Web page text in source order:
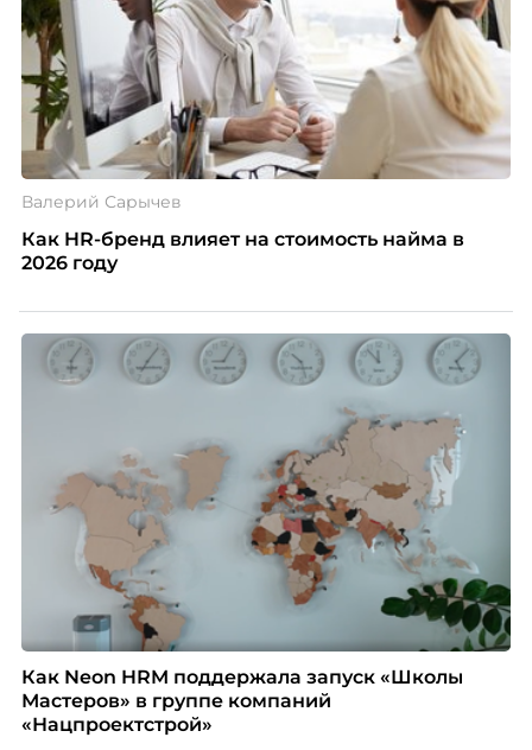
Валерий Сарычев
Как HR-бренд влияет на стоимость найма в
2026 году
Как Neon HRM поддержала запуск «Школы
Мастеров» в группе компаний
«Нацпроектстрой»